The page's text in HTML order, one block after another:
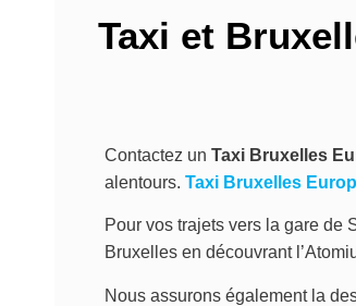
Taxi et
Contactez un Taxi Bruxelles
alentours. Taxi Bruxelles
Pour vos trajets vers la gare de
Bruxelles en découvrant
Nous assurons également la